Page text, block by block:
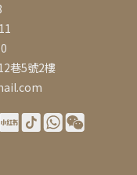
巷5號2樓